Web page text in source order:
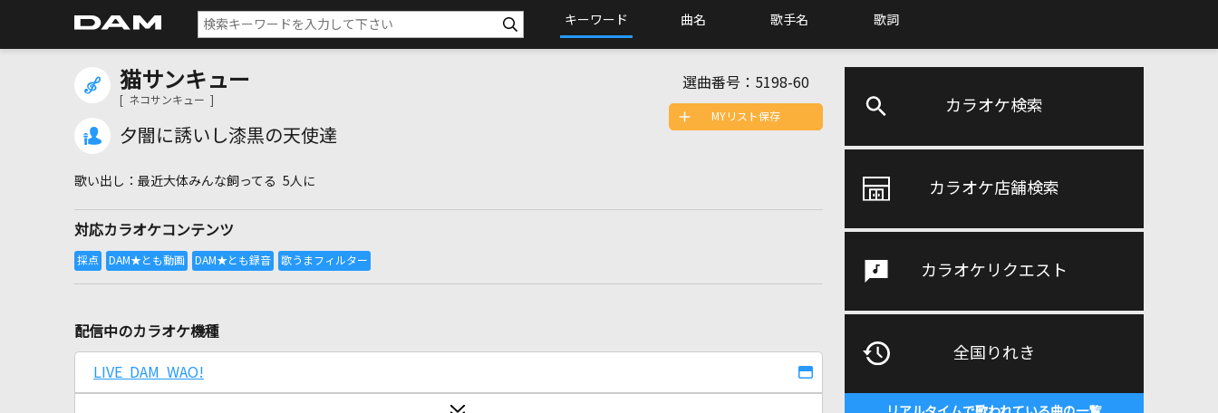
キーワード 曲名 歌手名 歌詞
カラオケ検索
カラオケ店舗検索
カラオケリクエスト
全国りれき
猫サンキュー
[ ネコサンキュー ]
夕闇に誘いし漆黒の天使達
選曲番号： 5198-60
最近大体みんな飼ってる 5人に
対応カラオケコンテンツ
MYリスト保存
配信中のカラオケ機種
LIVE DAM WAO!